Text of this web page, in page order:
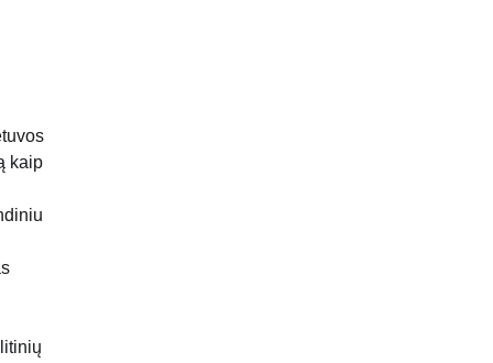
kaip